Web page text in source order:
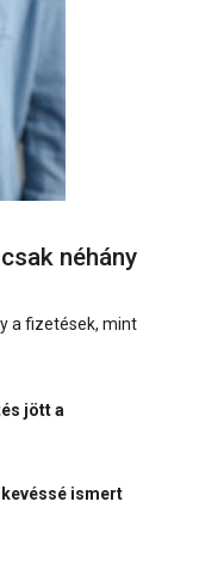
néhány
a fizetések, mint
jött a
ismert